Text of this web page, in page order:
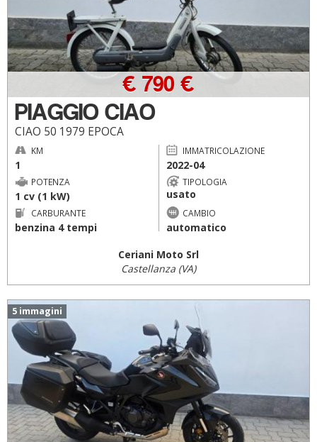
PIAGGIO CIAO
CIAO 50 1979 EPOCA
€ 790 €
KM
1
IMMATRICOLAZIONE
2022-04
POTENZA
1 cv (1 kW)
TIPOLOGIA
usato
CARBURANTE
benzina 4 tempi
CAMBIO
automatico
Ceriani Moto Srl
Castellanza (VA)
5 immagini